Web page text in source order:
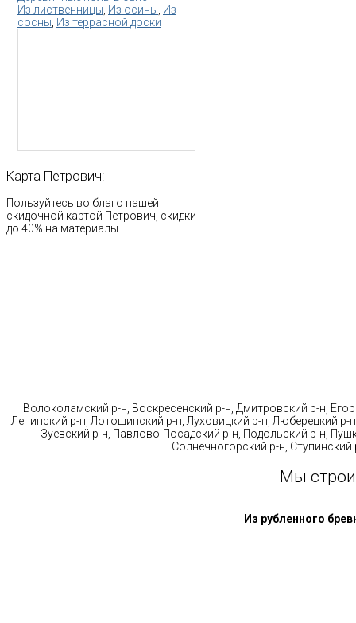
Из лиственницы Из осины Из
сосны Из террасной доски
Карта Петрович:
Пользуйтесь во благо нашей
скидочной картой Петрович, скидки
до 40% на материалы.
Волоколамский р-н, Воскресенский р-н, Дмитровский р-н,
Ленинский р-н, Лотошинский р-н, Луховицкий р-н, Люберецкий
Зуевский р-н, Павлово-Посадский р-н, Подольский р-н,
Солнечногорский р-н,
Мы
Из рубленного